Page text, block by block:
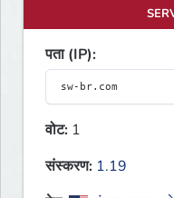
पता (IP):
वोट: 1
संस्करण: 1.19